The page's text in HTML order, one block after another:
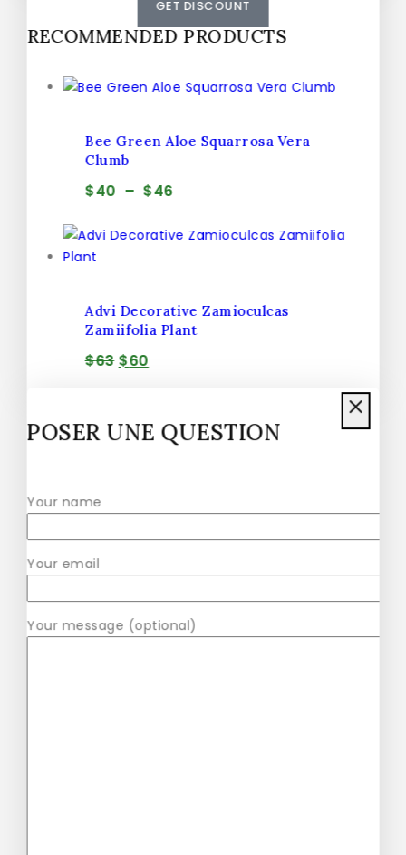
GET DISCOUNT
RECOMMENDED PRODUCTS
Bee Green Aloe Squarrosa Vera
Clumb
$40 – $46
Advi Decorative Zamioculcas
Zamiifolia Plant
$63 $60
Plants
$42–$57
POSER UNE QUESTION
Your name
Your email
Your message (optional)